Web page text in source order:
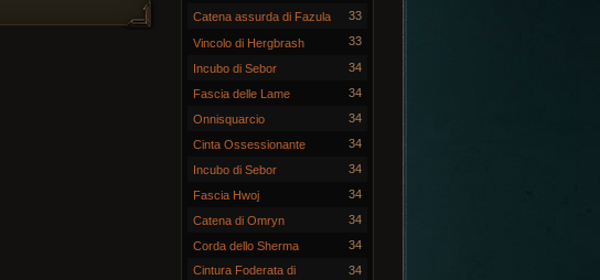
Catena assurda di Fazula 33
Vincolo di Hergbrash 33
Incubo di Sebor 34
Fascia delle Lame 34
Onnisquarcio 34
Cinta Ossessionante 34
Incubo di Sebor 34
Fascia Hwoj 34
Catena di Omryn 34
Corda dello Sherma
34
Cintura Foderata di
34